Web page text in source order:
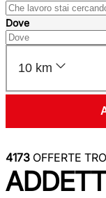
Dove
10 km
4173 OFFERTE